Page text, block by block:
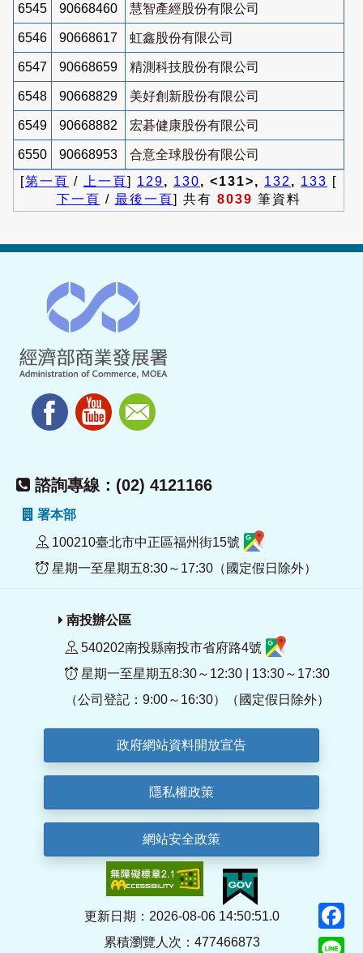
6545 90668460 慧智產經股份有限公司
6546 90668617 虹鑫股份有限公司
6547 90668659 精測科技股份有限公司
6548 90668829 美好創新股份有限公司
6549 90668882 宏碁健康股份有限公司
6550 90668953
合意全球股份有限公司
[第一頁 / 上一頁] 129, 130, <131>, 132 , 133 [
下一頁 / 最後一頁] 共有 8039 筆資料
諮詢專線：(02) 4121166
署本部
100210臺北市中正區福州街15號
星期一至星期五8:30～17:30（國定假日除外）
南投辦公區
540202南投縣南投市省府路4號
星期一至星期五8:30～12:30 | 13:30～17:30
（公司登記：9:00～16:30）（國定假日除外）
政府網站資料開放宣告
隱私權政策
網站安全政策
更新日期：2026-08-06 14:50:51.0
累積瀏覽人次：477466873